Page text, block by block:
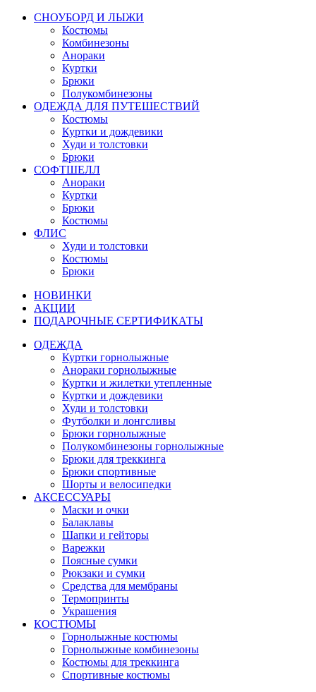
СНОУБОРД И ЛЫЖИ
Костюмы
Комбинезоны
Анораки
Куртки
Брюки
Полукомбинезоны
ОДЕЖДА ДЛЯ ПУТЕШЕСТВИЙ
Костюмы
Куртки и дождевики
Худи и толстовки
Брюки
СОФТШЕЛЛ
Анораки
Куртки
Брюки
Костюмы
ФЛИС
Худи и толстовки
Костюмы
Брюки
НОВИНКИ
АКЦИИ
ПОДАРОЧНЫЕ СЕРТИФИКАТЫ
ОДЕЖДА
Куртки горнолыжные
Анораки горнолыжные
Куртки и жилетки утепленные
Куртки и дождевики
Худи и толстовки
Футболки и лонгсливы
Брюки горнолыжные
Полукомбинезоны горнолыжные
Брюки для треккинга
Брюки спортивные
Шорты и велосипедки
АКСЕССУАРЫ
Маски и очки
Балаклавы
Шапки и гейторы
Варежки
Поясные сумки
Рюкзаки и сумки
Средства для мембраны
Термопринты
Украшения
КОСТЮМЫ
Горнолыжные костюмы
Горнолыжные комбинезоны
Костюмы для треккинга
Спортивные костюмы